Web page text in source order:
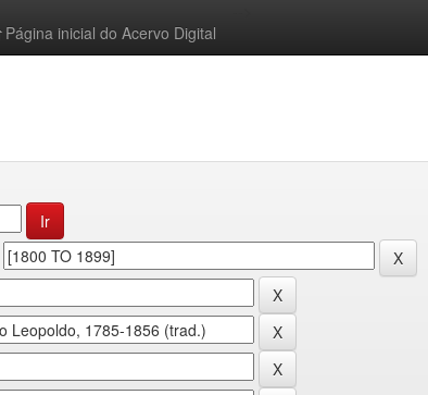
Página inicial do Acervo Digital